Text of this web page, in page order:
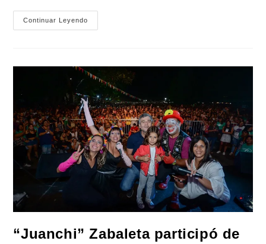
Continuar Leyendo
Bandera
En
El
Museo
Malvinas
“Juanchi” Zabaleta participó de